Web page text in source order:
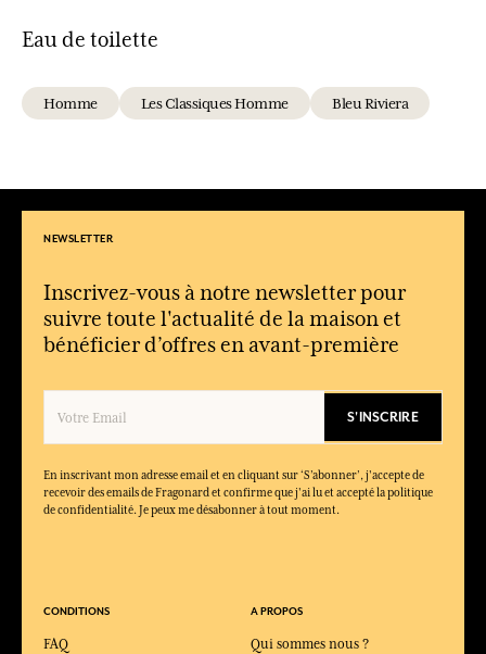
Eau de toilette
Homme Les Classiques Homme Bleu Riviera
NEWSLETTER
Inscrivez-vous à notre newsletter pour
suivre toute l'actualité de la maison et
bénéficier d’offres en avant-première
S'INSCRIRE
En inscrivant mon adresse email et en cliquant sur ‘S’abonner’, j'accepte de
recevoir des emails de Fragonard et confirme que j'ai lu et accepté la politique
de confidentialité. Je peux me désabonner à tout moment.
CONDITIONS
FAQ
A PROPOS
Qui sommes nous ?